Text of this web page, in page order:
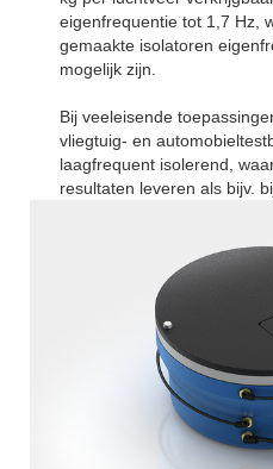
eigenfrequentie tot 1,7 Hz,
gemaakte isolatoren
mogelijk zijn.
Bij veeleisende
vliegtuig- en
laagfrequent isolerend,
resultaten leveren als bijv.